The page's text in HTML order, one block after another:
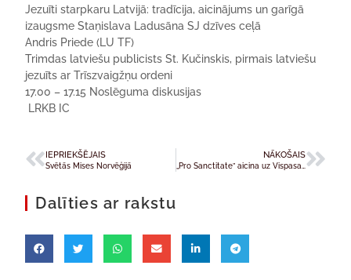
Jezuīti starpkaru Latvijā: tradīcija, aicinājums un garīgā
izaugsme Staņislava Ladusāna SJ dzīves ceļā
Andris Priede (LU TF)
Trimdas latviešu publicists St. Kučinskis, pirmais latviešu
jezuīts ar Trīszvaigžņu ordeni
17.00 – 17.15 Noslēguma diskusijas
LRKB IC
IEPRIEKŠĒJAIS
Svētās Mises Norvēģijā
NĀKOŠAIS
Dalīties ar rakstu